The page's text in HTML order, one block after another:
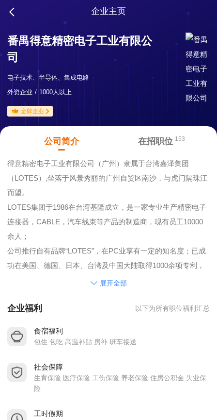
企业主页
番禺得意精密电子工业有限公
司
电子技术、半导体、集成电路
外资企业
1000人以上
金牌企业
公司简介 在招职位 153
得意精密电子工业有限公司（广州）隶属于台湾嘉泽集团
（LOTES）,坐落于风景秀丽的广州自贸区南沙，与虎门隔珠江
而望。
LOTES集团于1986在台湾基隆成立，是一家专业生产精密电子
连接器，CABLE，汽车线束等产品的制造商，现有员工10000
余人；
公司推行自有品牌“LOTES”，在PC业享有一定的知名度；已成
功在美国、德国、日本、台湾及中国大陆取得1000余项专利，
国际认证：ISO9001、ISO14001、ISO45001、ROHS、
服务客户：戴尔 、英特尔、三星、华硕、联想等。
LOTES正在不断发展壮大，欢迎各位有志之士加入！
◆五险一金；
◆免费提供食宿；
◆享有假期：国家法定节假、婚假、年休假、病假、产假、陪
展开全部
企业福利 以下为所有职位福利汇总
食宿福利
包住 包吃 高温补贴 房补 班车接送
社会保障
生育保险 医疗保险 工伤保险 养老保险 住房公积金 失业保
险
工时假期